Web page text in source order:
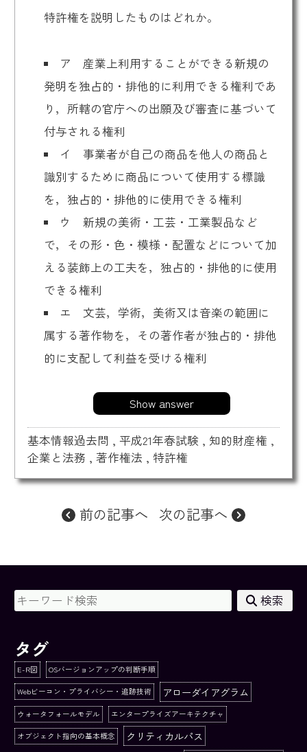
特許権を説明したものはどれか。
ア 産業上利用することができる新規の
発明を独占的・排他的に利用できる権利であ
り，所轄の官庁への出願及び審査に基づいて
付与される権利
イ 事業者が自己の商品を他人の商品と
識別するために商品について使用する標識
を，独占的・排他的に使用できる権利
ウ 新規の美術・工芸・工業製品など
で，その形・色・模様・配置などについて加
える装飾上の工夫を，独占的・排他的に使用
できる権利
エ 文芸，学術，美術又は音楽の範囲に
属する著作物を，その著作者が独占的・排他
的に支配して利益を受ける権利
Show answer
基本情報過去問 , 平成21年春試験 , 知的財産権,
企業と法務 , 著作権法 , 特許権
前の記事へ 次の記事へ
検索
タグ
E-R図 OSバージョンアップの判断手順
Webビーコン・プライバシー・追跡技術 アローダイアグラム
ウォータフォールモデル エンタープライズアーキテクチャ
オブジェクト指向の基本概念 クリティカルパス